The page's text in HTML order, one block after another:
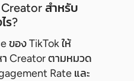
สำหรับ
ร?
ของ TikTok ให้
Creator ตามหมวด
Rate และ